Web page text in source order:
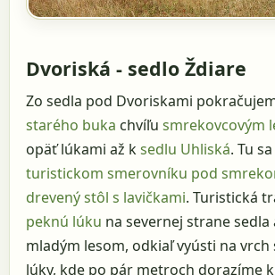
Dvoriská - sedlo Ždiare
Zo sedla pod Dvoriskami
starého buka chvíľu smrekovcovým
opäť lúkami až ksedlu Uhliská. Tu
turistickom smerovníku pod
drevený stôl s lavičkami. Turistická
peknú lúku na severnej strane sedla
mladým lesom, odkiaľ vyústi na vrch
lúky, kde po pár metroch dorazíme